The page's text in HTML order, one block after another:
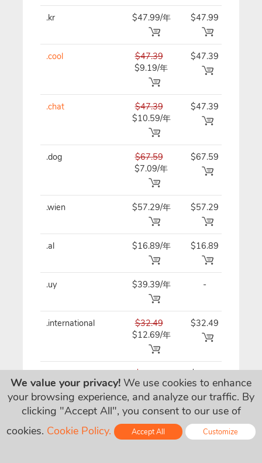
.kr $47.99/年 $47.99
.cool
$47.39
$9.19/年
$47.39
.chat
$47.39
$10.59/年
$47.39
.dog
$67.59
$7.09/年
$67.59
.wien $57.29/年 $57.29
.al $16.89/年 $16.89
.uy $39.39/年 -
.international
$32.49
$12.69/年
$32.49
.buzz
$33.89
$5.79/年
$34.09
$47.39
$15.49/年
$47.39
We value your privacy! We use cookies to enhance
your browsing experience, and analyze our traffic. By
clicking "Accept All", you consent to our use of
cookies. Cookie Policy. Accept All Customize